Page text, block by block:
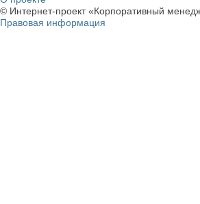
© Интернет-проект «Корпоративный
Правовая информация